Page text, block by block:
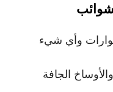
وأي شيء
الجافة